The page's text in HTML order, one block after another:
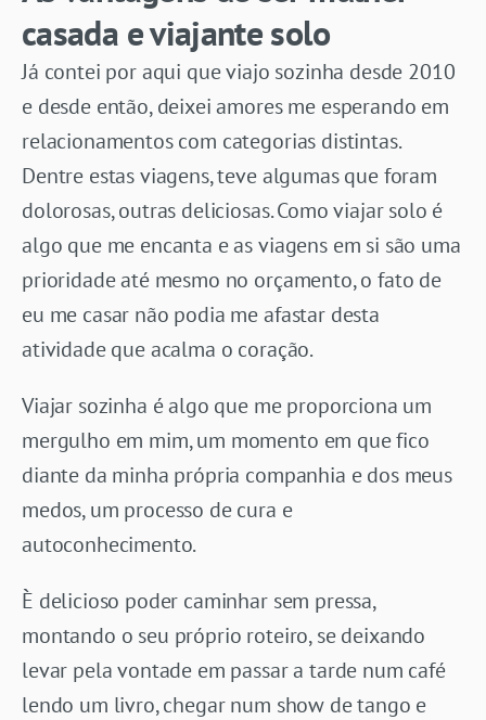
casada e viajante solo
Já contei por aqui que viajo sozinha desde 2010
e desde então, deixei amores me esperando em
relacionamentos com categorias distintas.
Dentre estas viagens, teve algumas que foram
dolorosas, outras deliciosas. Como viajar solo é
algo que me encanta e as viagens em si são uma
prioridade até mesmo no orçamento, o fato de
eu me casar não podia me afastar desta
atividade que acalma o coração.
Viajar sozinha é algo que me proporciona um
mergulho em mim, um momento em que fico
diante da minha própria companhia e dos meus
medos, um processo de cura e
autoconhecimento.
È delicioso poder caminhar sem pressa,
montando o seu próprio roteiro, se deixando
levar pela vontade em passar a tarde num café
lendo um livro, chegar num show de tango e